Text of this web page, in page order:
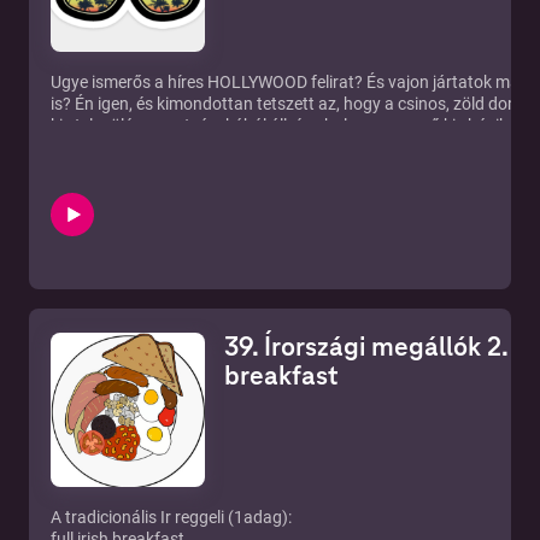
Ugye ismerős a híres HOLLYWOOD felirat? És vajon jártatok már
is? Én igen, és kimondottan tetszett az, hogy a csinos, zöld
kis település egy utcácskából áll, és ahol az egyszerű kis házikók
Talán éppen emiatt, a helyi lakosok, akik a legutóbbi
százan vannak, egész évben a kedvenc, már kinyúlt, kötött
gumicsizmában vannak, és a helyi ivóba is így ülnek be, ami
tudsz támogatni: https://www.patreon.com/vilagcsavargo Itt
https://vilagcsavargo.eu/ Itt hallgatni: Spotify:
https://open.spotify.com/show/2chN4HXOShPje1t02dwfJe
https://podcasts.google.com/feed/
Itt pedig a facebook csoporthoz/klubbhoz csatlakozni:
https://www.facebook.com/groups/1566735203490777
39. Írországi megállók 2.
breakfast
A tradicionális Ir reggeli (1adag):